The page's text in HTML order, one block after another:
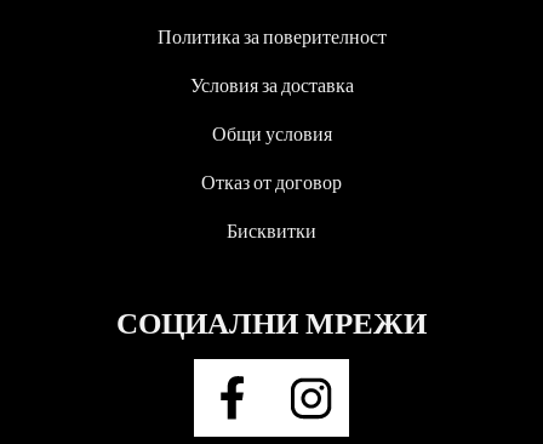
Политика за поверителност
Условия за доставка
Общи условия
Отказ от договор
Бисквитки
СОЦИАЛНИ МРЕЖИ